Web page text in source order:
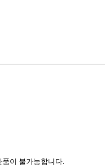
이 불가능합니다.